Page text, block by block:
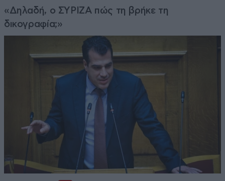
«Δηλαδή, ο ΣΥΡΙΖΑ πώς τη βρήκε τη
δικογραφία;»